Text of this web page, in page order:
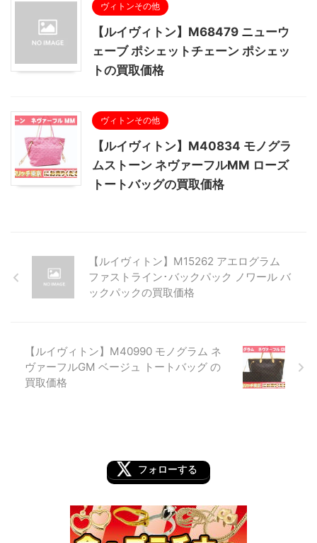
ヴィトンその他
【ルイヴィトン】M68479 ニューウ
ェーブ ポシェットチェーン ポシェッ
トの買取価格
ヴィトンその他
【ルイヴィトン】M40834 モノグラ
ムストーン ネヴァーフルMM ローズ
トートバッグの買取価格
【ルイヴィトン】M15262 アエログラム
ファストライン･バックパック ノワール バ
ックパックの買取価格
【ルイヴィトン】M40990 モノグラム ネ
ヴァーフルGM ベージュ トートバッグ の
買取価格
フォローする